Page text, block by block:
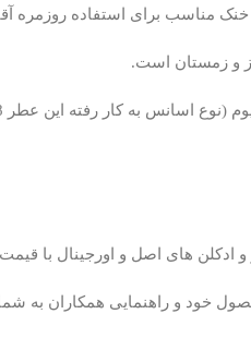
خنک مناسب برای استفاده روزمره
و زمستان است.
به کار رفته این عطر 8 الی 15 درصد) می باشد.
و ادکلن های اصل و اورجینال
خود و راهنمایی همکاران به